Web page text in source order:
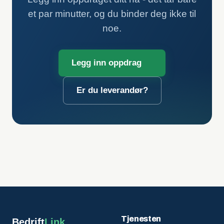
et par minutter, og du binder deg ikke til
noe.
Legg inn oppdrag
Er du leverandør?
Tjenesten